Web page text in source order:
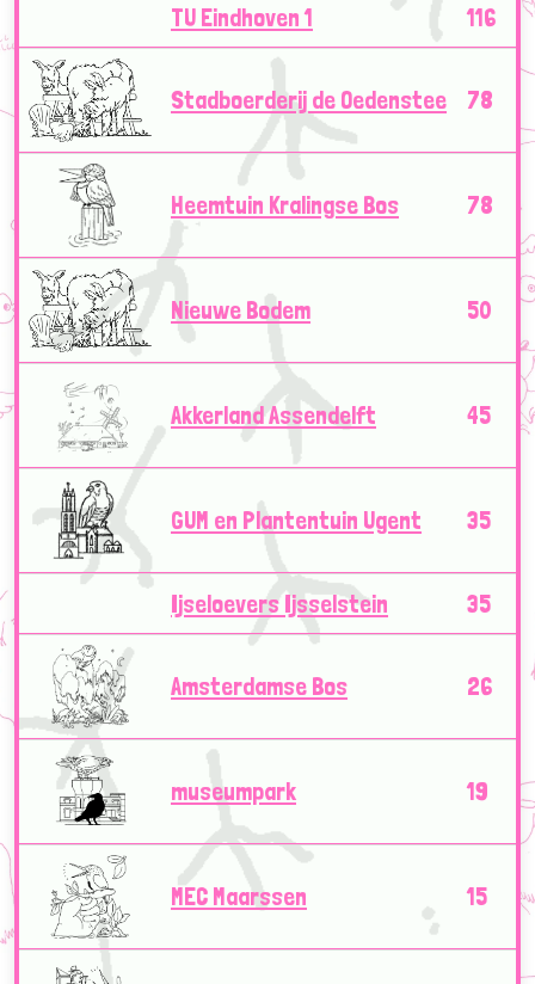
TU Eindhoven 1 116
Stadboerderij de Oedenstee 78
Heemtuin Kralingse Bos 78
Nieuwe Bodem 50
Akkerland Assendelft 45
GUM en Plantentuin Ugent 35
Ijseloevers Ijsselstein 35
Amsterdamse Bos 26
museumpark 19
MEC Maarssen 15